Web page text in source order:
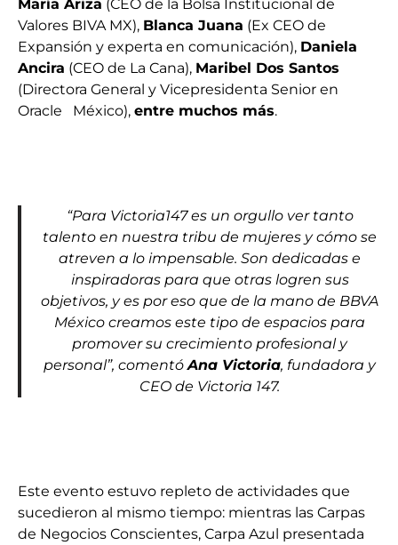
María Ariza (CEO de la Bolsa Institucional de
Valores BIVA MX), Blanca Juana (Ex CEO de
Expansión y experta en comunicación), Daniela
Ancira (CEO de La Cana), Maribel Dos Santos
(Directora General y Vicepresidenta Senior en
Oracle México), entre muchos más.
“Para Victoria147 es un orgullo ver tanto
talento en nuestra tribu de mujeres y cómo se
atreven a lo impensable. Son dedicadas e
inspiradoras para que otras logren sus
objetivos, y es por eso que de la mano de BBVA
México creamos este tipo de espacios para
promover su crecimiento profesional y
personal”, comentóAna Victoria, fundadora y
CEO de Victoria 147.
Este evento estuvo repleto de actividades que
sucedieron al mismo tiempo: mientras las Carpas
de Negocios Conscientes, Carpa Azul presentada